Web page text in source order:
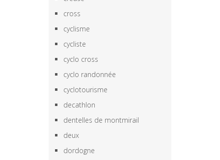
cross
cyclisme
cycliste
cyclo cross
cyclo randonnée
cyclotourisme
decathlon
dentelles de montmirail
deux
dordogne